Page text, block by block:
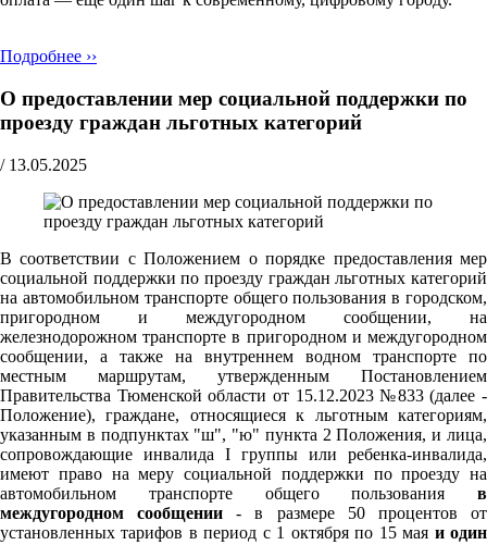
Подробнее ››
О предоставлении мер социальной поддержки по
проезду граждан льготных категорий
/ 13.05.2025
В соответствии с Положением о порядке предоставления мер
социальной поддержки по проезду граждан льготных категорий
на автомобильном транспорте общего пользования в городском,
пригородном и междугородном сообщении, на
железнодорожном транспорте в пригородном и междугородном
сообщении, а также на внутреннем водном транспорте по
местным маршрутам, утвержденным Постановлением
Правительства Тюменской области от 15.12.2023 №833 (далее -
Положение), граждане, относящиеся к льготным категориям,
указанным в подпунктах "ш", "ю" пункта 2 Положения, и лица,
сопровождающие инвалида I группы или ребенка-инвалида,
имеют право на меру социальной поддержки по проезду на
автомобильном транспорте общего пользования в
междугородном сообщении - в размере 50 процентов от
установленных тарифов в период с 1 октября по 15 мая и один